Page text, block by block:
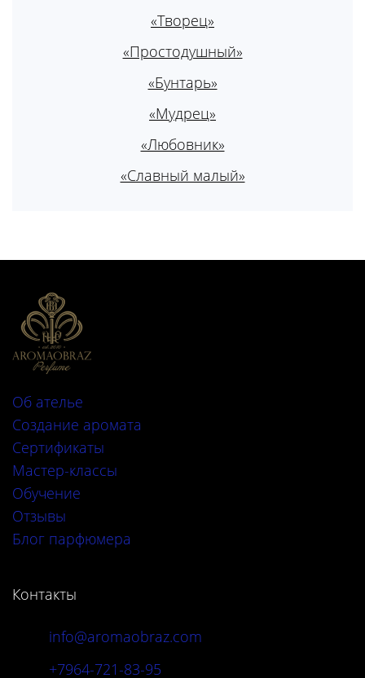
«Творец»
«Простодушный»
«Бунтарь»
«Мудрец»
«Любовник»
«Славный малый»
Об ателье
Создание аромата
Сертификаты
Мастер-классы
Обучение
Отзывы
Блог парфюмера
Контакты
info@aromaobraz.com
+7964-721-83-95